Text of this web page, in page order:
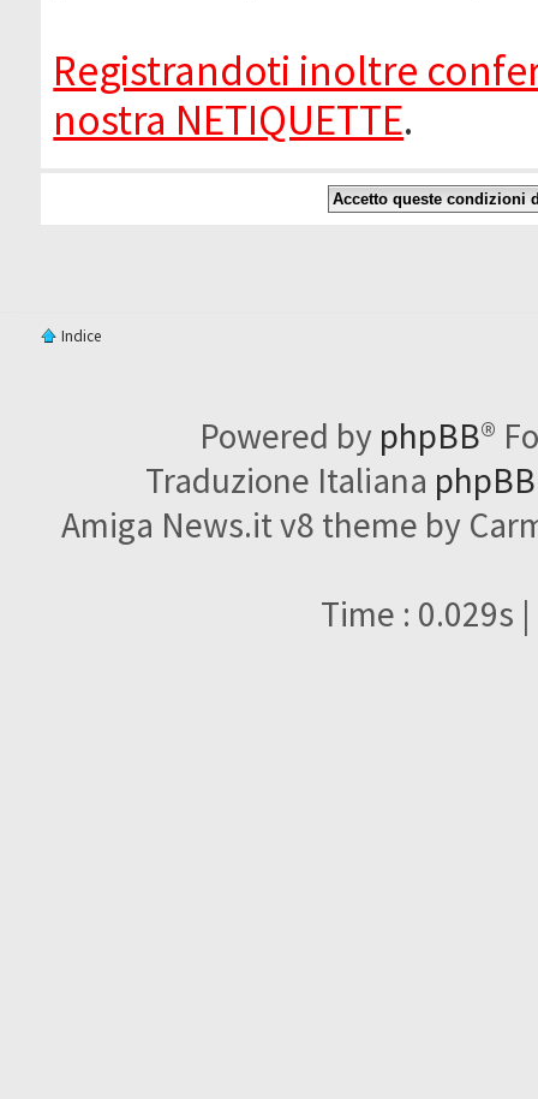
Registrandoti inoltre
nostra NETIQUETTE.
Indice
Powered by phpBB®
Traduzione Italiana
Amiga News.it v8 theme by
Time : 0.029s